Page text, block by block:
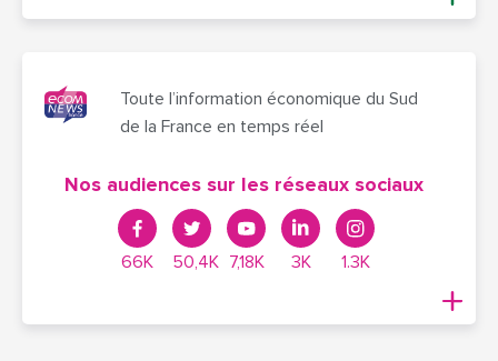
Toute l’information économique du Sud
de la France en temps réel
Nos audiences sur les réseaux sociaux
66K 50,4K 7,18K 3K 1.3K